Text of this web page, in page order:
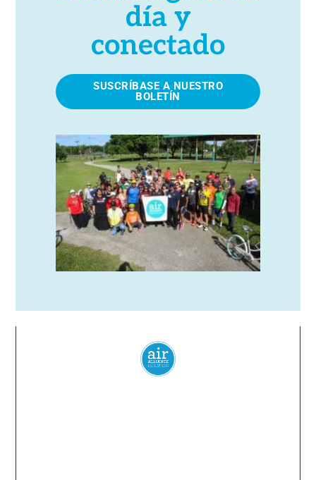
día y
conectado
SUSCRÍBASE A NUESTRO
BOLETÍN